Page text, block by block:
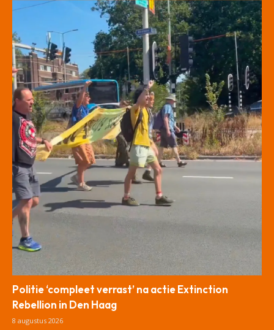
Politie ‘compleet verrast’ na actie Extinction
Rebellion in Den Haag
8 augustus 2026